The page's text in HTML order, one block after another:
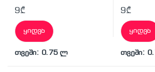
9₾
ყიდვა
თვეში: 0.75 ლ
9₾
ყიდვა
თვეში: